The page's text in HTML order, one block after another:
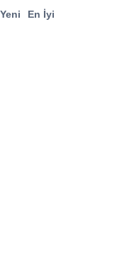
Yeni En İyi